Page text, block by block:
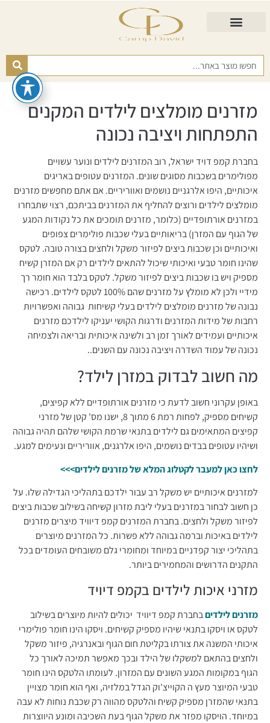
מזרנים מומלצים לילדים המקנים
התפתחות ויציבה נכונה
בחברת קמפ דויד ישראל, רוב המזרנים לילדים ונוער עשויים
מפולימרים בשכבות מסוגים שונים. המזרנים עטופים באריגים
איכותיים, היפו אלרגניים נושמים ואווריריים. אם אתם מחפשים מזרנים
מומלצים לילדים ורוצים להחליף את המזרנים בביתכם, רצוי שתבחרו
במזרנים אורתופדיים (כלומר, מזרנים תומכים את כל נקודות המגע
של הגוף עם המזרן) בריאותיים בעלי שכבות פולימרים צפופים
ואיכותיים וכן שכבות ביצים לפיזור משקל ולחצים בצורה טובה. לטקס
שהינו חומר טבעי ואיכותי שיכול להתאים לילדים רק אם המזרן קשיח
מספיק ויש בו שכבות ביצים לפיזור משקל. לטקס בלבד הוא חומר רך
מידיי ולכן לא מומלץ על מזרנים שהם 100% לטקס לילדים. רכישה
נבונה של מזרנים מומלצים לילדים בעלי קשיחות גבוהה ואפשרויות
רחבות של מידות המזרנים ודרגות הקושי יעניקו לילדכם מזרנים
איכותיים ועמידים לאורך זמן רב ולשינה איכותית ובריאה ולצמיחה
נכונה של עמוד השדרה ויציבה נכונה עם השנים..
מה חשוב לבדוק במזרן לילד?
באופן עקרוני חשוב לדעת כי מזרנים אורתופדיים ללא קפיצים,
קשיחים מספיק, לפחות רמת 6 מתוך 8, ישנו מס' קטן של מזרני
קפיצים המתאימים גם לילדים בתנאי שרמת הקושי שלהם תהיה גבוהה
ושיהיו עטופים בבדים נושמים, היפו אלרגנים, אווריריים ונעימים למגע.
לחצו כאן למעבר לקטלוג המלא של מזרנים לילדים>>>
למזרנים איכותיים יש משקל רב עבור ילדכם בתהליכי הגדילה שלו. על
כן חשוב לבחור במזרנים בעלי ליבת מזרון קשיחה בשילוב שכבות ביצים
לפיזור משקל ולחצים. בחברת המזרנים קמפ דיוויד מיצרים מזרנים
לילדים באיכות וברמה גבוהה ללא פשרות. כל המזרנים מיוצרים
בתהליכי יצור קפדניים במיוחד ומחומרי גלם משובחים העומדים בכל
התקנים הדרושים והמחמירים ביותר.
מזרני איכות לילדים בקמפ דיויד
מזרנים לילדיםבחברת קמפ דיוויד יכולים להיות מיוצרים בשילוב
לטקס או ויסקו בתנאי שיהיו מספיק קשיחים. ויסקו הינו חומר פולימרי
איכותי המשנה את צורתו בקליטת חום הגוף ובאנרגיה, פיזור משקל
ולחצים בהתאם למשקלו של הילד ובכך מאפשר תמיכה לאורך כל
הגוף במקומות המגע השונים עם המזרון. לעומתו הלטקס הינו חומר
טבעי המיוצר מעץ ה הקוייצ'וק הגדל במלזיה, ואף הוא חומר מצויין
בתנאי שהמזרן מספיק קשיח והלטקס מהווה רק שכבת נוחות לא עבה
במיוחד. הויסקו מפזר את משקל הגוף בעת השכיבה ומונע היווצרות